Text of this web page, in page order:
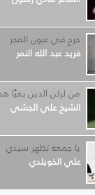
جرح في عيون الفجر
فريد عبد الله النمر
من لركن الدين بغيًا
الشيخ علي الجشي
يا جمعه تظهر سيدي
علي الخويلدي